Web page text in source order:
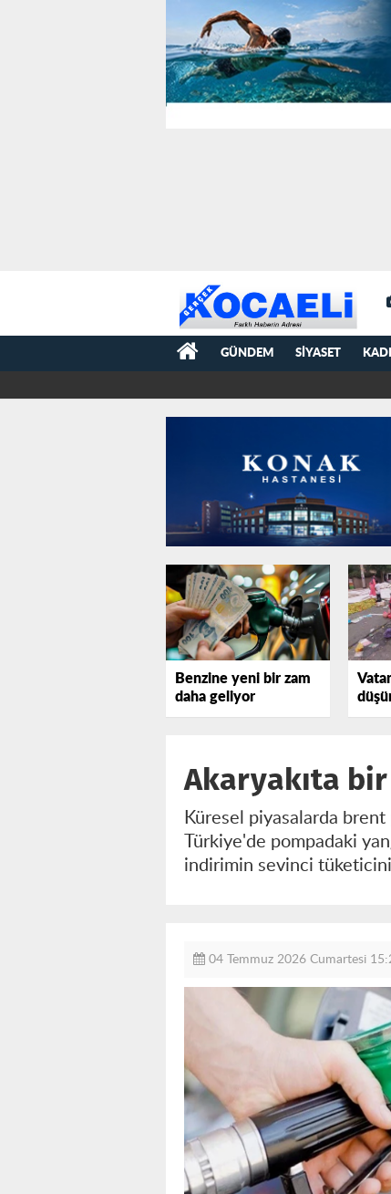
GÜNDEM SIYASET
Benzine yeni bir zam
daha geliyor
Akaryakıta
Küresel piyasalarda
Türkiye'de pompadaki
indirimin sevinci
04 Temmuz 2026 Cumartesi